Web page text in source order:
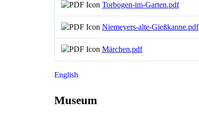
Torbogen-im-Garten.pdf
Niemeyers-alte-Gießkanne.pdf
Märchen.pdf
English
Museum